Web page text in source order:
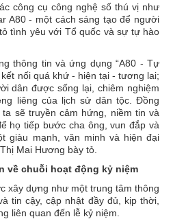
công cụ công nghệ số thú vị như
A80 - một cách sáng tạo để người
tình yêu với Tổ quốc và sự tự hào
thông tin và ứng dụng “A80 - Tự
nối quá khứ - hiện tại - tương lai;
dân được sống lại, chiêm nghiệm
liêng của lịch sử dân tộc. Đồng
sẽ truyền cảm hứng, niềm tin và
họ tiếp bước cha ông, vun đắp và
giàu mạnh, văn minh và hiện đại
Mai Hương bày tỏ.
về chuỗi hoạt động kỷ niệm
xây dựng như một trung tâm thông
tin cậy, cập nhật đầy đủ, kịp thời,
liên quan đến lễ kỷ niệm.